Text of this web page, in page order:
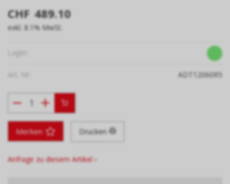
CHF 489.10
exkl. 8.1% MwSt.
ADT12060R5
Merken Drucken
Anfrage zu diesem Artikel ›